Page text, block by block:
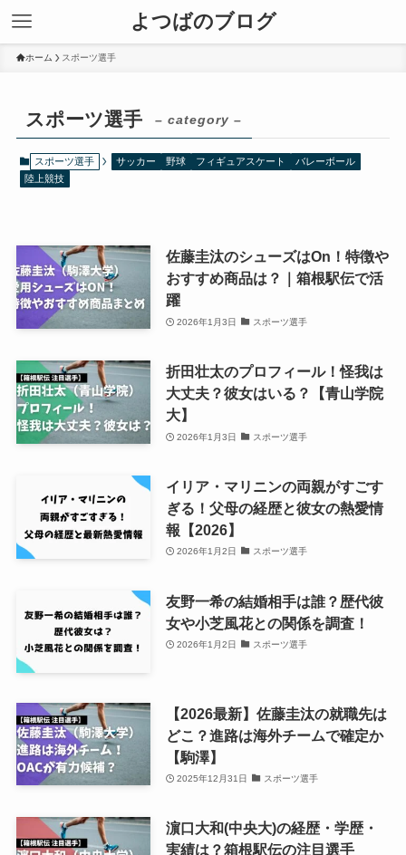
よつばのブログ
ホーム スポーツ選手
スポーツ選手 – category –
スポーツ選手 サッカー 野球 フィギュアスケート
バレーボール
陸上競技
佐藤圭汰のシューズはOn！特徴や
おすすめ商品は？｜箱根駅伝で活
躍
2026年1月3日 スポーツ選手
折田壮太のプロフィール！怪我は
大丈夫？彼女はいる？【青山学院
大】
2026年1月3日 スポーツ選手
イリア・マリニンの両親がすごす
ぎる！父母の経歴と彼女の熱愛情
報【2026】
2026年1月2日 スポーツ選手
友野一希の結婚相手は誰？歴代彼
女や小芝風花との関係を調査！
2026年1月2日 スポーツ選手
【2026最新】佐藤圭汰の就職先は
どこ？進路は海外チームで確定か
【駒澤】
2025年12月31日 スポーツ選手
濵口大和(中央大)の経歴・学歴・
実績は？箱根駅伝の注目選手